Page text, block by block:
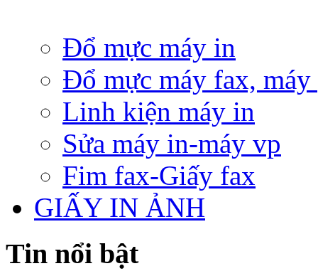
Đổ mực máy in
Đổ mực máy fax, máy
Linh kiện máy in
Sửa máy in-máy vp
Fim fax-Giấy fax
GIẤY IN ẢNH
Tin nổi bật